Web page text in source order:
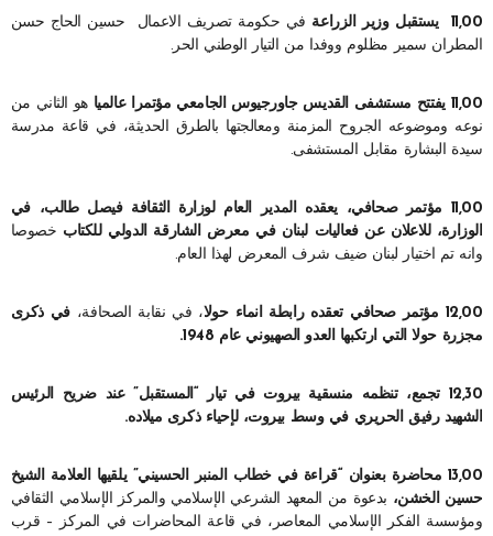
11,00 يستقبل وزير الزراعة
في حكومة تصريف الاعمال حسين الحاج حسن
المطران سمير مظلوم ووفدا من التيار الوطني الحر.
11,00 يفتتح مستشفى القديس جاورجيوس الجامعي مؤتمرا عالميا
هو الثاني من
نوعه وموضوعه الجروح المزمنة ومعالجتها بالطرق الحديثة، في قاعة مدرسة
سيدة البشارة مقابل المستشفى.
11,00 مؤتمر صحافي، يعقده المدير العام لوزارة الثقافة فيصل طالب، في
الوزارة، للاعلان عن فعاليات لبنان في معرض الشارقة الدولي للكتاب خصوصا
وانه تم اختيار لبنان ضيف شرف المعرض لهذا العام.
12,00 مؤتمر صحافي تعقده رابطة انماء حولا ، في نقابة الصحافة، في ذكرى
مجزرة حولا التي ارتكبها العدو الصهيوني عام 1948.
12,30 تجمع، تنظمه منسقية بيروت في تيار “المستقبل” عند ضريح الرئيس
الشهيد رفيق الحريري في وسط بيروت، لإحياء ذكرى ميلاده.
13,00 محاضرة بعنوان “قراءة في خطاب المنبر الحسيني” يلقيها العلامة الشيخ
حسين الخشن، بدعوة من المعهد الشرعي الإسلامي والمركز الإسلامي الثقافي
ومؤسسة الفكر الإسلامي المعاصر، في قاعة المحاضرات في المركز – قرب